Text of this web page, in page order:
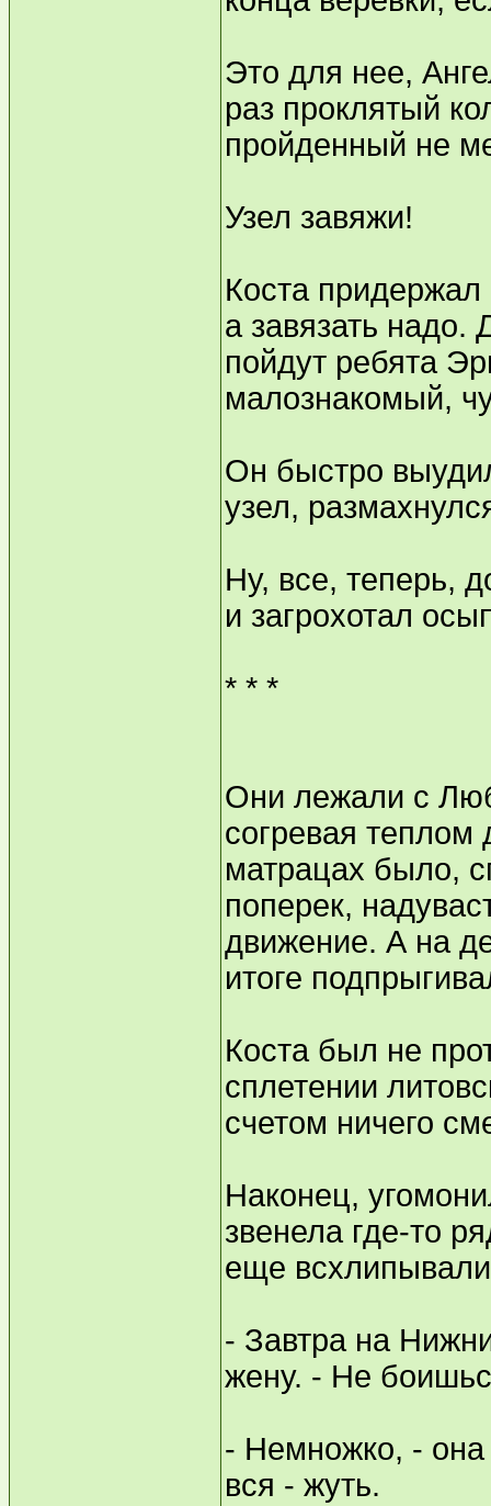
Это для нее,
раз проклятый
пройденный не
Узел завяжи!
Коста придержал
а завязать надо.
пойдут ребята
малознакомый,
Он быстро
узел,
Ну, все, теперь,
и загрохотал
* * *
Они лежали с
согревая теплом
матрацах было,
поперек,
движение. А на
итоге
Коста был не
сплетении
счетом ничего
Наконец,
звенела где-то
еще
- Завтра на
жену. - Не
- Немножко, - она
вся - жуть.